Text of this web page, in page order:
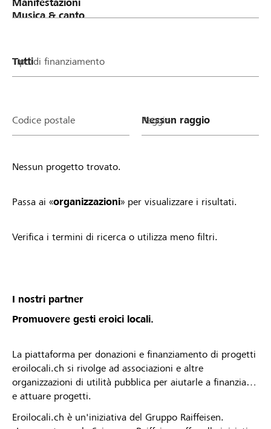
Tipo di finanziamento
Codice postale Raggio
Nessun progetto trovato.
Passa ai «organizzazioni» per visualizzare i risultati.
Verifica i termini di ricerca o utilizza meno filtri.
I nostri partner
Promuovere gesti eroici locali.
La piattaforma per donazioni e finanziamento di progetti
eroilocali.ch si rivolge ad associazioni e altre
organizzazioni di utilità pubblica per aiutarle a finanziare
e attuare progetti.
Eroilocali.ch è un'iniziativa del Gruppo Raiffeisen.